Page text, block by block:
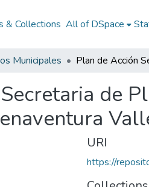
& Collections All of DSpace
Municipales
de
URI
https://